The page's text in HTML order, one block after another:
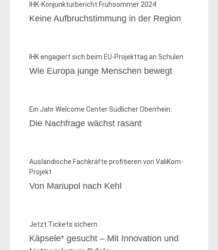
IHK-Konjunkturbericht Frühsommer 2024
Keine Aufbruchstimmung in der Region
IHK engagiert sich beim EU-Projekttag an Schulen
Wie Europa junge Menschen bewegt
Ein Jahr Welcome Center Südlicher Oberrhein:
Die Nachfrage wächst rasant
Ausländische Fachkräfte profitieren von ValiKom-
Projekt
Von Mariupol nach Kehl
Jetzt Tickets sichern
Käpsele* gesucht – Mit Innovation und